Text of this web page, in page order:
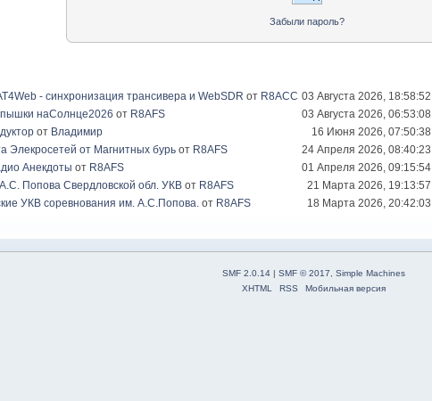
Забыли пароль?
- синхронизация трансивера и WebSDR от R8ACC 03 Августа 2026, 18:58:52
наСолнце2026 от R8AFS
03 Августа 2026, 06:53:08
от Владимир
16 Июня 2026, 07:50:38
Элекросетей от Магнитных бурь от R8AFS
24 Апреля 2026, 08:40:23
Анекдоты от R8AFS
01 Апреля 2026, 09:15:54
А.С. Попова Свердловской обл. УКВ от R8AFS
21 Марта 2026, 19:13:57
УКВ соревнования им. А.С.Попова. от R8AFS 18 Марта 2026, 20:42:03
SMF 2.0.14 SMF © 2017, Simple Machines
XHTML
RSS Мобильная версия